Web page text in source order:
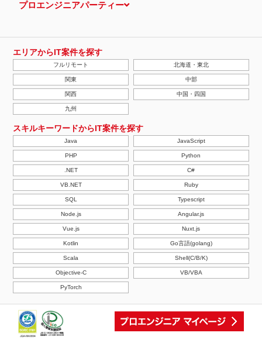
プロエンジニアパーティー
エリアからIT案件を探す
フルリモート 北海道・東北
関東 中部
関西 中国・四国
九州
スキルキーワードからIT案件を探す
Java JavaScript
PHP Python
.NET C#
VB.NET Ruby
SQL Typescript
Node.js Angular.js
Vue.js Nuxt.js
Kotlin Go言語(golang)
Scala Shell(C/B/K)
Objective-C VB/VBA
PyTorch